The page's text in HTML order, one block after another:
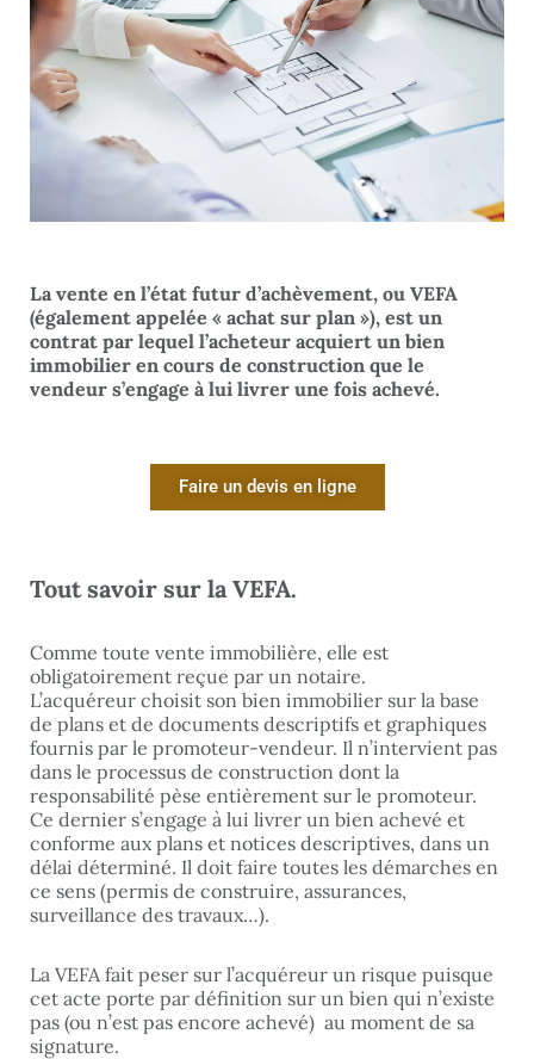
La vente en l’état futur d’achèvement, ou VEFA
(également appelée « achat sur plan »), est un
contrat par lequel l’acheteur acquiert un bien
immobilier en cours de construction que le
vendeur s’engage à lui livrer une fois achevé.
Faire un devis en ligne
Tout savoir sur la VEFA.
Comme toute vente immobilière, elle est
obligatoirement reçue par un notaire.
L’acquéreur choisit son bien immobilier sur la base
de plans et de documents descriptifs et graphiques
fournis par le promoteur-vendeur. Il n’intervient pas
dans le processus de construction dont la
responsabilité pèse entièrement sur le promoteur.
Ce dernier s’engage à lui livrer un bien achevé et
conforme aux plans et notices descriptives, dans un
délai déterminé. Il doit faire toutes les démarches en
ce sens (permis de construire, assurances,
surveillance des travaux…).
La VEFA fait peser sur l’acquéreur un risque puisque
cet acte porte par définition sur un bien qui n’existe
pas (ou n’est pas encore achevé) au moment de sa
signature.